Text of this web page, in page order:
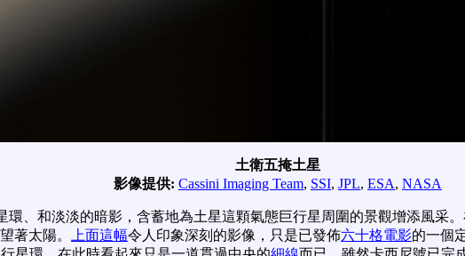
土衛五掩土星
影像提供: Cassini Imaging Team, SSI, JPL, ESA, NASA
、和淡淡的暗影，含蓄地為土星這顆氣態巨行星周圍的景觀增添風采
著太陽。 上面這幅令人印象深刻的影像，只是已發佈六十格電影的一個